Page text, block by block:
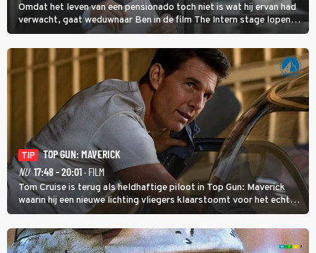
Omdat het leven van een pensionado toch niet is wat hij ervan had
verwacht, gaat weduwnaar Ben in de film The Intern stage lopen
bij de hippe webwinkel van Jules, wat een gouden zet blijkt te zijn.
TIP
TOP GUN: MAVERICK
NU 17:48 - 20:01· FILM
Tom Cruise is terug als heldhaftige piloot in Top Gun: Maverick
waarin hij een nieuwe lichting vliegers klaarstoomt voor het echte
werk.